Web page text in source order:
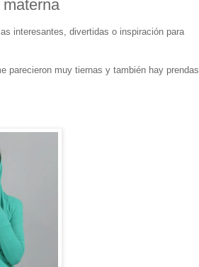
interesantes, divertidas o inspiración para
parecieron muy tiernas y también hay prendas